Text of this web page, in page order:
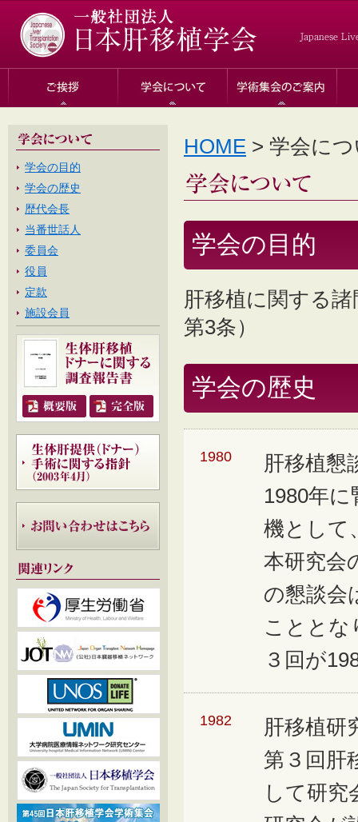
学会の目的
学会の歴史
歴代会長
当番世話人
委員会
役員
定款
施設会員
HOME > 学会に
学会の目的
肝移植に関する
第3条）
学会の歴史
1980
肝移植懇
1980年
機として
本研究会
の懇談会
こととな
３回が
1982
肝移植研
第３回肝
して研究